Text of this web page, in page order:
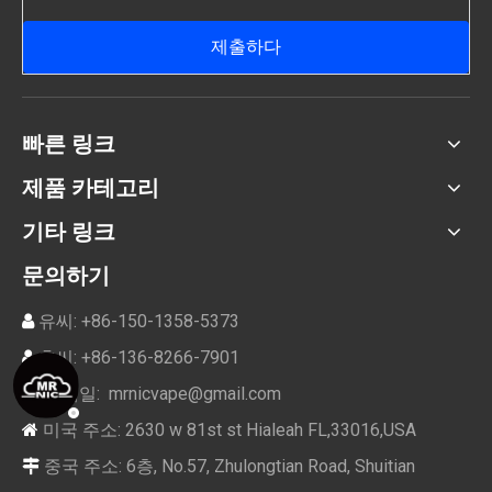
제출하다
빠른 링크
제품 카테고리
기타 링크
문의하기
유씨: +86-150-1358-5373
후씨: +86-136-8266-7901
이메일: mrnicvape@gmail.com
 미국 주소: 2630 w 81st st Hialeah FL,33016,USA
 중국 주소: 6층, No.57, Zhulongtian Road, Shuitian